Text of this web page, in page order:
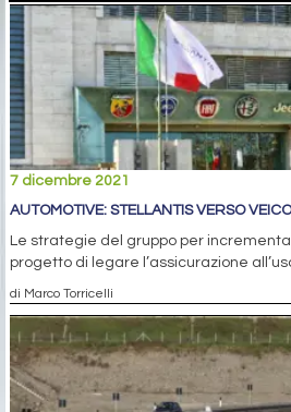
7 dicembre 2021
AUTOMOTIVE: STELLANTIS VERSO
Le strategie del gruppo per
progetto di legare l’assicurazione
di Marco Torricelli